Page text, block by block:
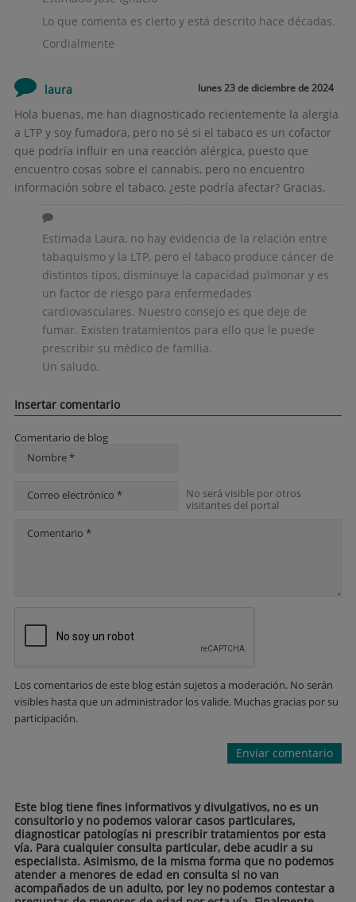
Lo que comenta es cierto y está descrito hace décadas.
Cordialmente
laura lunes 23 de diciembre de 2024
Hola buenas, me han diagnosticado recientemente la alergia
a LTP y soy fumadora, pero no sé si el tabaco es un cofactor
que podría influir en una reacción alérgica, puesto que
encuentro cosas sobre el cannabis, pero no encuentro
información sobre el tabaco, ¿este podría afectar? Gracias.
Estimada Laura, no hay evidencia de la relación entre
tabaquismo y la LTP, pero el tabaco produce cáncer de
distintos tipos, disminuye la capacidad pulmonar y es
un factor de riesgo para enfermedades
cardiovasculares. Nuestro consejo es que deje de
fumar. Existen tratamientos para ello que le puede
prescribir su médico de familia.
Un saludo.
Insertar comentario
Comentario de blog
Nombre *
Correo electrónico *
No será visible por otros
visitantes del portal
Comentario *
Los comentarios de este blog están sujetos a moderación. No serán
visibles hasta que un administrador los valide. Muchas gracias por su
participación.
Este blog tiene fines informativos y divulgativos, no es un
consultorio y no podemos valorar casos particulares,
diagnosticar patologías ni prescribir tratamientos por esta
vía. Para cualquier consulta particular, debe acudir a su
especialista. Asimismo, de la misma forma que no podemos
atender a menores de edad en consulta si no van
acompañados de un adulto, por ley no podemos contestar a